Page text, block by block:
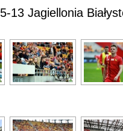
13 Jagiellonia